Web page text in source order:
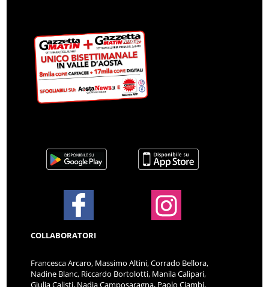
COLLABORATORI
Francesca Arcaro, Massimo Altini, Corrado Bellora,
Nadine Blanc, Riccardo Bortolotti, Manila Calipari,
Giulia Calisti, Nadia Camposaragna, Paolo Ciambi,